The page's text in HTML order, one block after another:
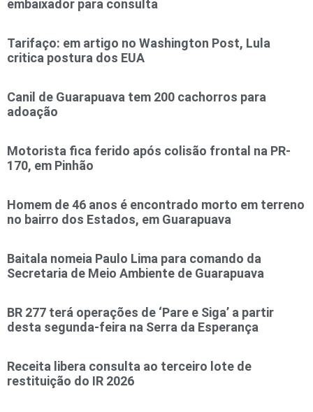
embaixador para consulta
Tarifaço: em artigo no Washington Post, Lula
critica postura dos EUA
Canil de Guarapuava tem 200 cachorros para
adoação
Motorista fica ferido após colisão frontal na PR-
170, em Pinhão
Homem de 46 anos é encontrado morto em terreno
no bairro dos Estados, em Guarapuava
Baitala nomeia Paulo Lima para comando da
Secretaria de Meio Ambiente de Guarapuava
BR 277 terá operações de ‘Pare e Siga’ a partir
desta segunda-feira na Serra da Esperança
Receita libera consulta ao terceiro lote de
restituição do IR 2026